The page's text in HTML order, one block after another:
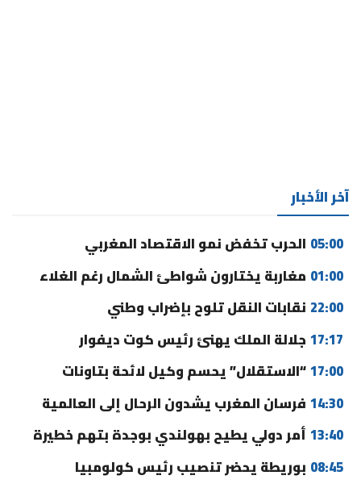
آخر الأخبار
05:00 الحرب تخفض نمو الاقتصاد المغربي
01:00 مغاربة يختارون شواطئ الشمال رغم الغلاء
22:00 نقابات النقل تلوح بإضراب وطني
17:17 جلالة الملك يهنئ رئيس كوت ديفوار
17:00“الاستقلال” يحسم وكيل لائحة بتاونات
14:30 فرسان المغرب يشدون الرحال إلى العالمية
13:40 أمر دولي يطيح بهولندي بوجدة بتهم خطيرة
08:45 بوريطة يحضر تنصيب رئيس كولومبيا